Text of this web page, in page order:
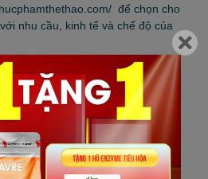
để chọn cho
nhu cầu, kinh tế và chế độ của
- 028 3820 6067
Thucphamthethao.com
P. Đakao, Q. 1